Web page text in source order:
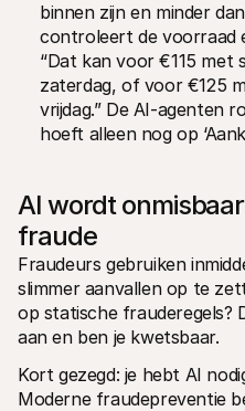
binnen zijn en minder
controleert de voorraad
“Dat kan voor €115 met
zaterdag, of voor €125
vrijdag.” De AI-agenten
hoeft alleen nog op
AI wordt
fraude
Fraudeurs gebruiken
slimmer aanvallen op te
op statische frauderegels?
aan en ben je kwetsbaar.
Kort gezegd: je hebt AI
Moderne fraudepreventie